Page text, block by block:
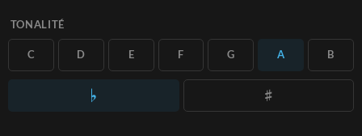
TONALITÉ
C D E F G A B